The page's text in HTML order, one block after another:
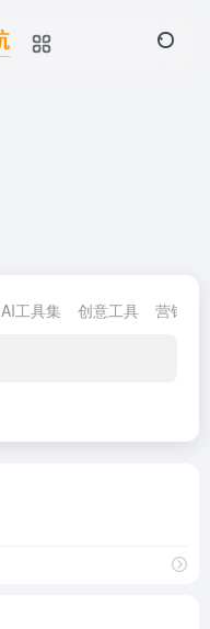
AI工具集 创意工具 营销工